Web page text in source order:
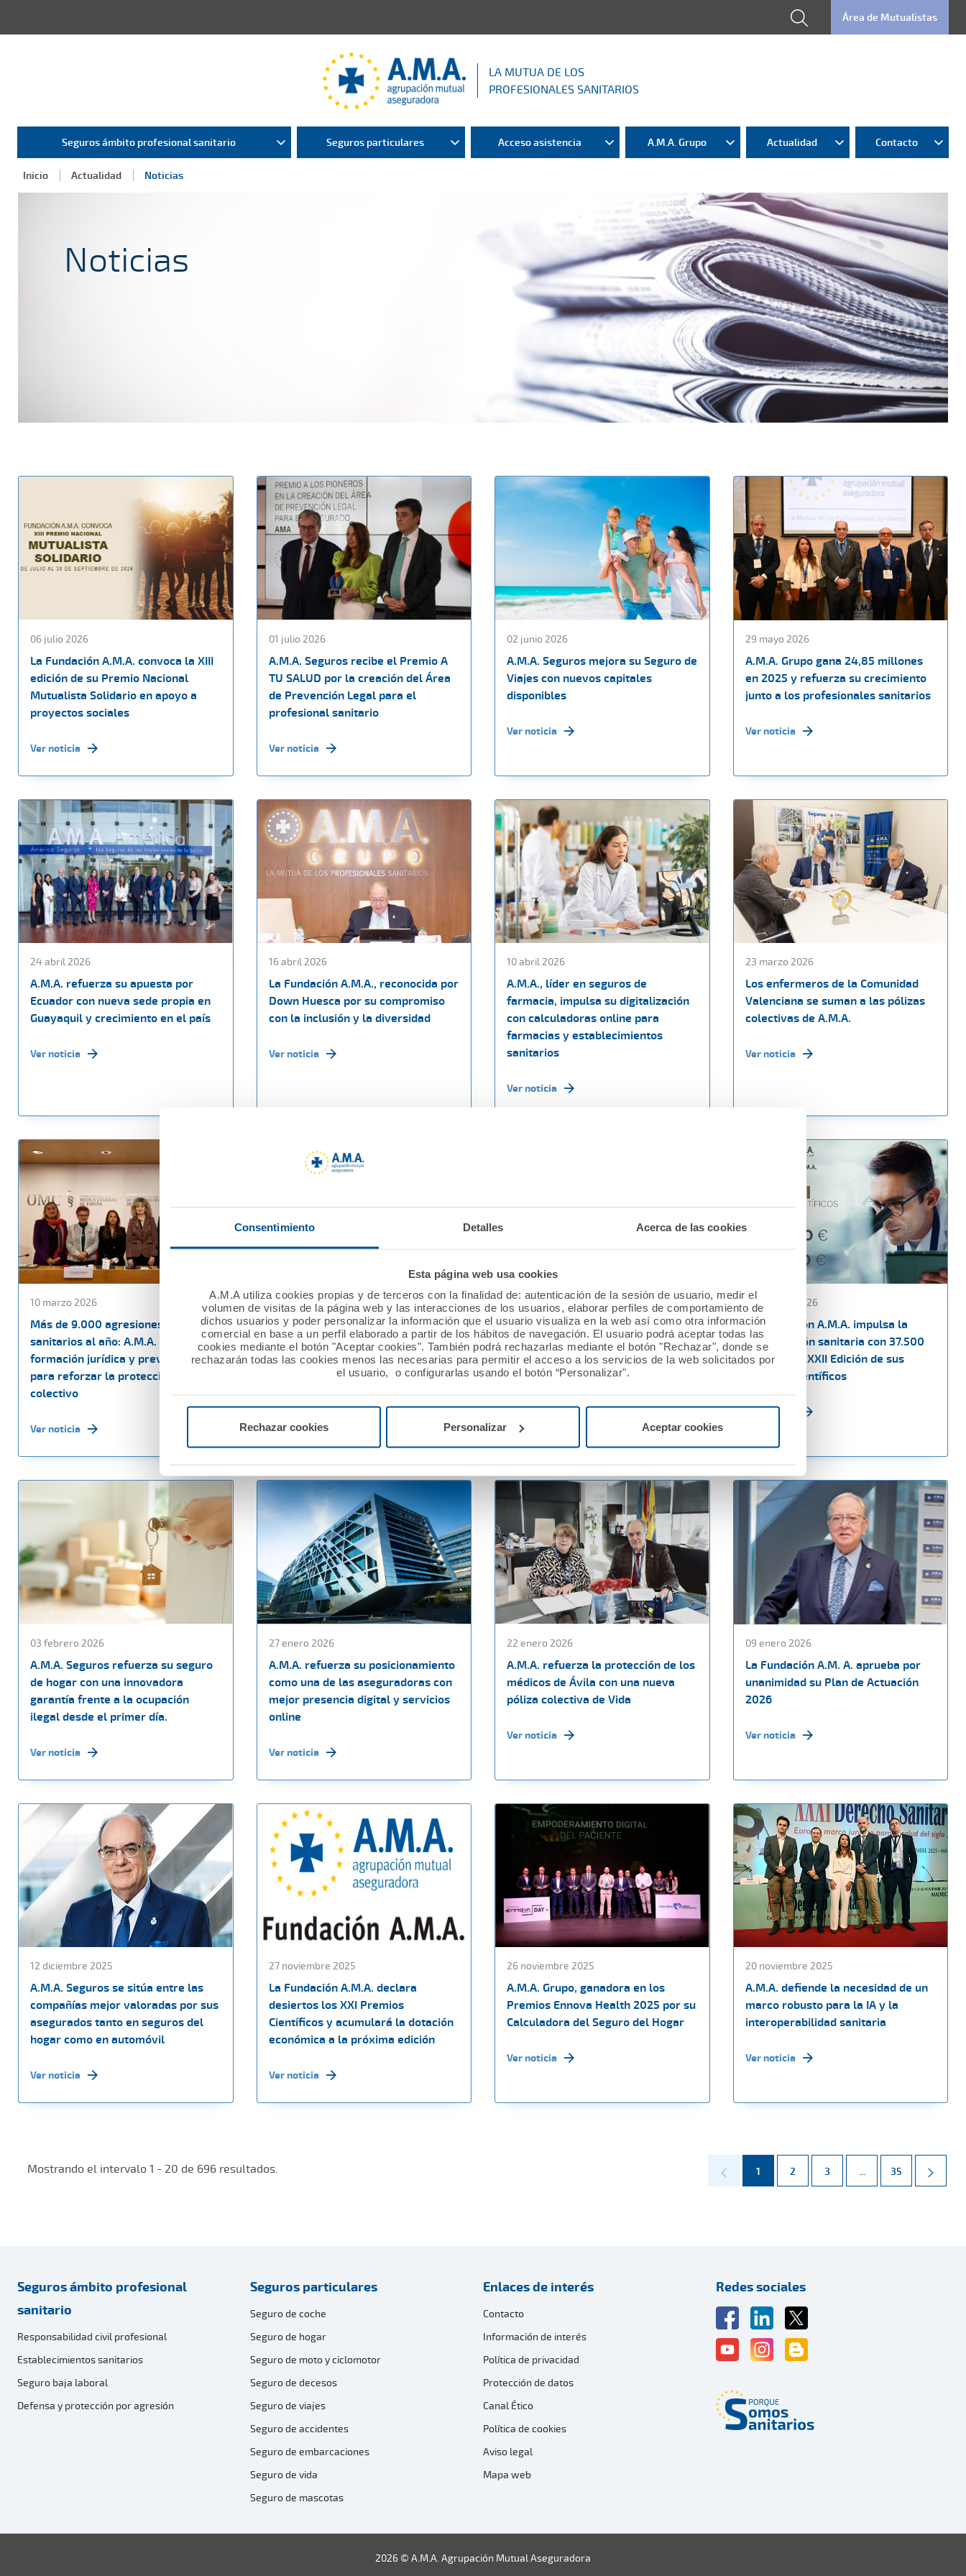
Consentimiento Detalles Acerca de las cookies
Esta página web usa cookies
A.M.A utiliza cookies propias y de terceros con la finalidad de: autenticación de la sesión de usuario, medir el
volumen de visitas de la página web y las interacciones de los usuarios, elaborar perfiles de comportamiento de
dichos usuarios y poder personalizar la información que el usuario visualiza en la web así como otra información
comercial en base a un perfil elaborado a partir de los hábitos de navegación. El usuario podrá aceptar todas las
cookies mediante el botón "Aceptar cookies". También podrá rechazarlas mediante el botón "Rechazar", donde se
rechazarán todas las cookies menos las necesarias para permitir el acceso a los servicios de la web solicitados por
el usuario, o configurarlas usando el botón “Personalizar".
Rechazar cookies Personalizar Aceptar cookies
Área de Mutualistas
LA MUTUA DE LOS
PROFESIONALES SANITARIOS
Seguros ámbito profesional sanitario Seguros particulares Acceso asistencia A.M.A. Grupo Actualidad Contacto
Inicio Actualidad Noticias
Noticias
06 julio 2026
La Fundación A.M.A. convoca la XIII
edición de su Premio Nacional
Mutualista Solidario en apoyo a
proyectos sociales
Ver noticia
01 julio 2026
A.M.A. Seguros recibe el Premio A
TU SALUD por la creación del Área
de Prevención Legal para el
profesional sanitario
Ver noticia
02 junio 2026
A.M.A. Seguros mejora su Seguro de
Viajes con nuevos capitales
disponibles
Ver noticia
29 mayo 2026
A.M.A. Grupo gana 24,85 millones
en 2025 y refuerza su crecimiento
junto a los profesionales sanitarios
Ver noticia
24 abril 2026
A.M.A. refuerza su apuesta por
Ecuador con nueva sede propia en
Guayaquil y crecimiento en el país
Ver noticia
16 abril 2026
La Fundación A.M.A., reconocida por
Down Huesca por su compromiso
con la inclusión y la diversidad
Ver noticia
10 abril 2026
A.M.A., líder en seguros de
farmacia, impulsa su digitalización
con calculadoras online para
farmacias y establecimientos
sanitarios
Ver noticia
23 marzo 2026
Los enfermeros de la Comunidad
Valenciana se suman a las pólizas
colectivas de A.M.A.
Ver noticia
10 marzo 2026
Más de 9.000 agresiones a
sanitarios al año: A.M.A. impulsa
formación jurídica y prevención
para reforzar la protección del
colectivo
Ver noticia
27 febrero 2026
La Fundación A.M.A. concede
60.000 euros a nueve proyectos
sociales en la XII edición del Premio
Nacional Mutualista Solidario.
Ver noticia
13 febrero 2026
A.M.A. reafirma su apoyo a los
profesionales sanitarios en las
Jornadas PostMIR del Grupo CTO
13 febrero 2026
La Fundación A.M.A. impulsa la
investigación sanitaria con 37.500
euros en la XXII Edición de sus
Premios Científicos
Ver noticia
03 febrero 2026
A.M.A. Seguros refuerza su seguro
de hogar con una innovadora
garantía frente a la ocupación
ilegal desde el primer día.
Ver noticia
27 enero 2026
A.M.A. refuerza su posicionamiento
como una de las aseguradoras con
mejor presencia digital y servicios
online
Ver noticia
22 enero 2026
A.M.A. refuerza la protección de los
médicos de Ávila con una nueva
póliza colectiva de Vida
Ver noticia
09 enero 2026
La Fundación A.M. A. aprueba por
unanimidad su Plan de Actuación
2026
Ver noticia
12 diciembre 2025
A.M.A. Seguros se sitúa entre las
compañías mejor valoradas por sus
asegurados tanto en seguros del
hogar como en automóvil
Ver noticia
27 noviembre 2025
La Fundación A.M.A. declara
desiertos los XXI Premios
Científicos y acumulará la dotación
económica a la próxima edición
Ver noticia
26 noviembre 2025
A.M.A. Grupo, ganadora en los
Premios Ennova Health 2025 por su
Calculadora del Seguro del Hogar
Ver noticia
20 noviembre 2025
A.M.A. defiende la necesidad de un
marco robusto para la IA y la
interoperabilidad sanitaria
Ver noticia
Mostrando el intervalo 1 - 20 de 696 resultados. Página
1 Página
2 Página
3 ... Páginas intermedias
Página
35
Seguros ámbito profesional
sanitario
Responsabilidad civil profesional
Establecimientos sanitarios
Seguro baja laboral
Defensa y protección por agresión
Seguros particulares
Seguro de coche
Seguro de hogar
Seguro de moto y ciclomotor
Seguro de decesos
Seguro de viajes
Seguro de accidentes
Seguro de embarcaciones
Seguro de vida
Seguro de mascotas
Enlaces de interés
Contacto
Información de interés
Política de privacidad
Protección de datos
Canal Ético
Política de cookies
Aviso legal
Mapa web
Redes sociales
2026 © A.M.A. Agrupación Mutual Aseguradora